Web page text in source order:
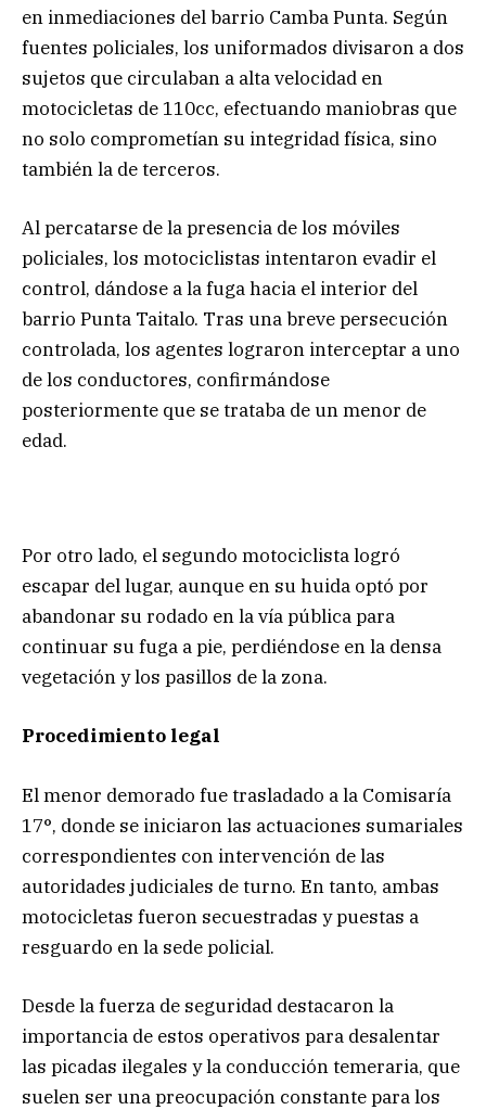
en inmediaciones del barrio Camba Punta. Según
fuentes policiales, los uniformados divisaron a dos
sujetos que circulaban a alta velocidad en
motocicletas de 110cc, efectuando maniobras que
no solo comprometían su integridad física, sino
también la de terceros.
Al percatarse de la presencia de los móviles
policiales, los motociclistas intentaron evadir el
control, dándose a la fuga hacia el interior del
barrio Punta Taitalo. Tras una breve persecución
controlada, los agentes lograron interceptar a uno
de los conductores, confirmándose
posteriormente que se trataba de un menor de
edad.
Por otro lado, el segundo motociclista logró
escapar del lugar, aunque en su huida optó por
abandonar su rodado en la vía pública para
continuar su fuga a pie, perdiéndose en la densa
vegetación y los pasillos de la zona.
Procedimiento legal
El menor demorado fue trasladado a la Comisaría
17°, donde se iniciaron las actuaciones sumariales
correspondientes con intervención de las
autoridades judiciales de turno. En tanto, ambas
motocicletas fueron secuestradas y puestas a
resguardo en la sede policial.
Desde la fuerza de seguridad destacaron la
importancia de estos operativos para desalentar
las picadas ilegales y la conducción temeraria, que
suelen ser una preocupación constante para los